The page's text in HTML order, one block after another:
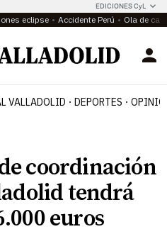
EDICIONES CyL
eclipse Accidente Perú Ola de
VALLADOLID DEPORTES
coordinación
tendrá
euros